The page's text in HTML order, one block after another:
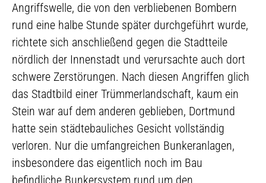
Angriffswelle, die von den verbliebenen Bombern
rund eine halbe Stunde später durchgeführt wurde,
richtete sich anschließend gegen die Stadtteile
nördlich der Innenstadt und verursachte auch dort
schwere Zerstörungen. Nach diesen Angriffen glich
das Stadtbild einer Trümmerlandschaft, kaum ein
Stein war auf dem anderen geblieben, Dortmund
hatte sein städtebauliches Gesicht vollständig
verloren. Nur die umfangreichen Bunkeranlagen,
insbesondere das eigentlich noch im Bau